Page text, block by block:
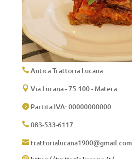
Antica Trattoria Lucana
 Via Lucana - 75.100 - Matera
Partita IVA: 00000000000
083-533-6117
trattorialucana1900@gmail.com